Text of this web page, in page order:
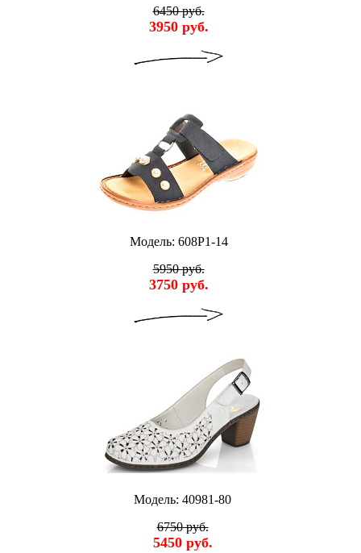
6450 руб.
3950 руб.
Модель: 608P1-14
5950 руб.
3750 руб.
Модель: 40981-80
6750 руб.
5450 руб.